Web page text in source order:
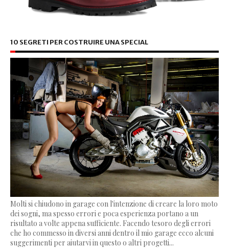
10 SEGRETI PER COSTRUIRE UNA SPECIAL
Molti si chiudono in garage con l'intenzione di creare la loro moto
dei sogni, ma spesso errori e poca esperienza portano a un
risultato a volte appena sufficiente. Facendo tesoro degli errori
che ho commesso in diversi anni dentro il mio garage ecco alcuni
suggerimenti per aiutarvi in questo o altri progetti...